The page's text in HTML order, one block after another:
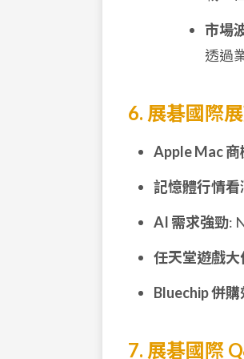
市場
透過
6. 展碁國際
Apple Mac 商
記憶體行情看
AI 需求強勁:
任天堂遊戲大
Bluechip 併購
7. 展碁國際